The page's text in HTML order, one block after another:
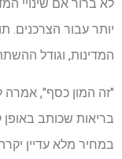
לא ברור אם שינויי
יותר עבור הצרכנים.
המדינות, וגודל
"זה המון כסף", אמרה
במחיר מלא עדיין